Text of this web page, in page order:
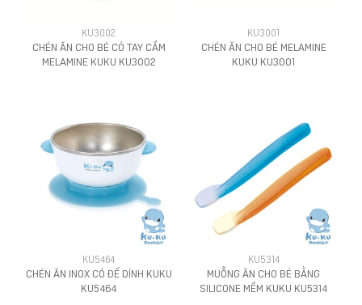
KU3002
CHÉN ĂN CHO BÉ CÓ TAY CẦM
MELAMINE KUKU KU3002
KU3001
CHÉN ĂN CHO BÉ MELAMINE
KUKU KU3001
KU5464
CHÉN ĂN INOX CÓ ĐẾ DÍNH KUKU
KU5464
KU5314
MUỖNG ĂN CHO BÉ BẰNG
SILICONE MỀM KUKU KU5314